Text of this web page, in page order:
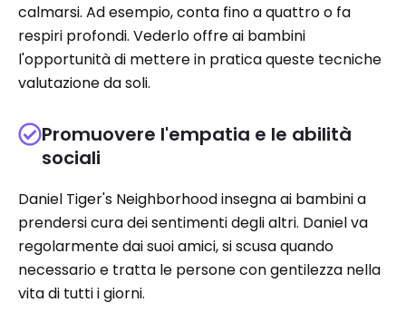
calmarsi. Ad esempio, conta fino a quattro o fa
respiri profondi. Vederlo offre ai bambini
l'opportunità di mettere in pratica queste tecniche
valutazione da soli.
Promuovere l'empatia e le abilità
sociali
Daniel Tiger's Neighborhood insegna ai bambini a
prendersi cura dei sentimenti degli altri. Daniel va
regolarmente dai suoi amici, si scusa quando
necessario e tratta le persone con gentilezza nella
vita di tutti i giorni.